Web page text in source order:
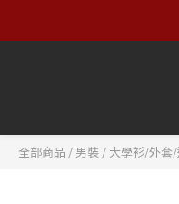
全部商品 / 男裝 / 大學衫/外套/